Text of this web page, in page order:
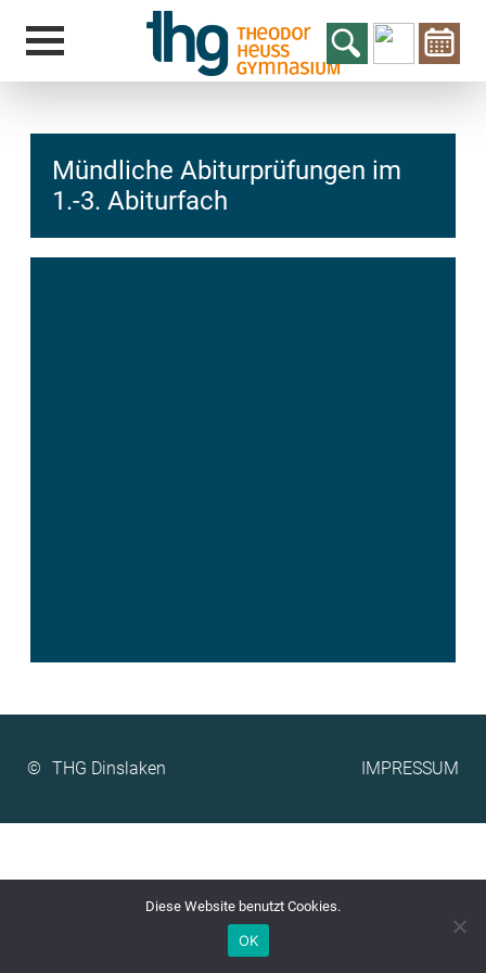
ed.ne
kalsn
id-gh
t@elu
hcs
Mündliche Abiturprüfungen im
1.-3. Abiturfach
© IMPRESSUM
Diese Website benutzt Cookies.
OK